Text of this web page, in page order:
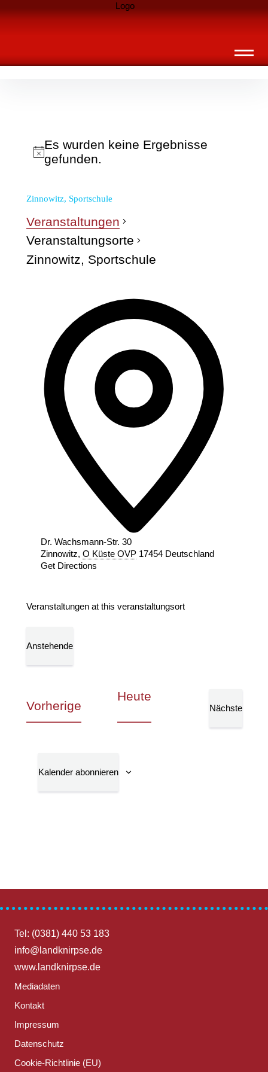
überspringenLandknirpse – Die Zeitschrift für Leute
Es wurden keine Ergebnisse
gefunden.
Zinnowitz, Sportschule
Veranstaltungen
Veranstaltungsorte
Zinnowitz, Sportschule
Dr. Wachsmann-Str. 30
Zinnowitz, O Küste OVP 17454 Deutschland
Get Directions
Veranstaltungen at this veranstaltungsort
Anstehende
VorherigeVeranstaltungen
Heute
Nächste
Kalender abonnieren
Tel: (0381) 440 53 183
info@landknirpse.de
www.landknirpse.de
Mediadaten
Kontakt
Impressum
Datenschutz
Cookie-Richtlinie (EU)